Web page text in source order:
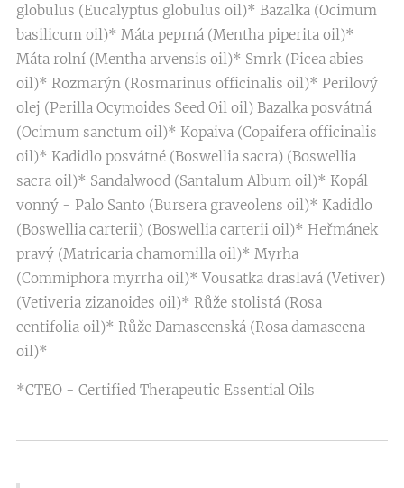
globulus (Eucalyptus globulus oil)* Bazalka (Ocimum
basilicum oil)* Máta peprná (Mentha piperita oil)*
Máta rolní (Mentha arvensis oil)* Smrk (Picea abies
oil)* Rozmarýn (Rosmarinus officinalis oil)* Perilový
olej (Perilla Ocymoides Seed Oil oil) Bazalka posvátná
(Ocimum sanctum oil)* Kopaiva (Copaifera officinalis
oil)* Kadidlo posvátné (Boswellia sacra) (Boswellia
sacra oil)* Sandalwood (Santalum Album oil)* Kopál
vonný - Palo Santo (Bursera graveolens oil)* Kadidlo
(Boswellia carterii) (Boswellia carterii oil)* Heřmánek
pravý (Matricaria chamomilla oil)* Myrha
(Commiphora myrrha oil)* Vousatka draslavá (Vetiver)
(Vetiveria zizanoides oil)* Růže stolistá (Rosa
centifolia oil)* Růže Damascenská (Rosa damascena
oil)*
*CTEO - Certified Therapeutic Essential Oils